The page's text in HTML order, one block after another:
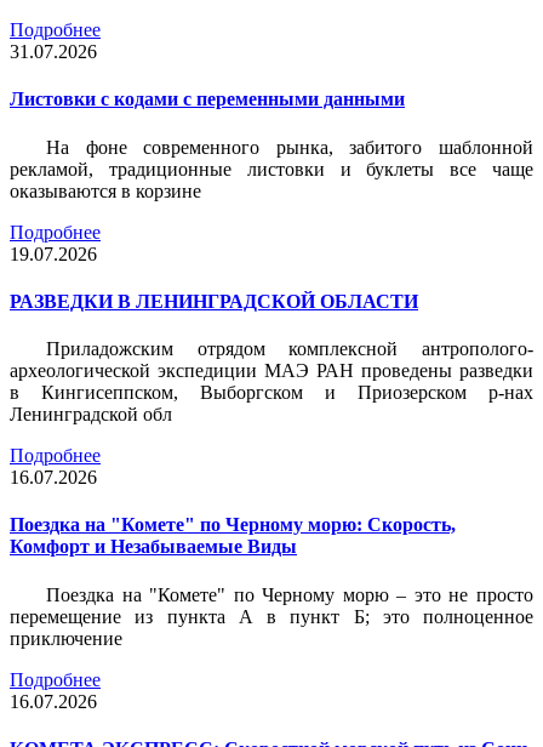
Подробнее
31.07.2026
Листовки c кодами с переменными данными
На фоне современного рынка, забитого шаблонной
рекламой, традиционные листовки и буклеты все чаще
оказываются в корзине
Подробнее
19.07.2026
РАЗВЕДКИ В ЛЕНИНГРАДСКОЙ ОБЛАСТИ
Приладожским отрядом комплексной антрополого-
археологической экспедиции МАЭ РАН проведены разведки
в Кингисеппском, Выборгском и Приозерском р-нах
Ленинградской обл
Подробнее
16.07.2026
Поездка на "Комете" по Черному морю: Скорость,
Комфорт и Незабываемые Виды
Поездка на "Комете" по Черному морю – это не просто
перемещение из пункта А в пункт Б; это полноценное
приключение
Подробнее
16.07.2026